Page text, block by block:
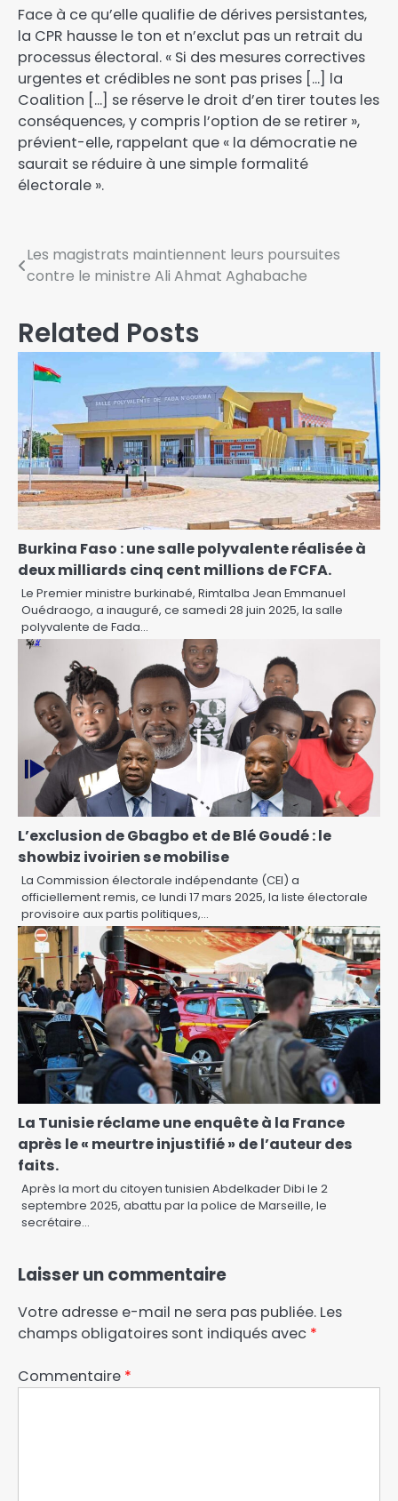
Face à ce qu’elle qualifie de dérives persistantes,
la CPR hausse le ton et n’exclut pas un retrait du
processus électoral. « Si des mesures correctives
urgentes et crédibles ne sont pas prises […] la
Coalition […] se réserve le droit d’en tirer toutes les
conséquences, y compris l’option de se retirer »,
prévient-elle, rappelant que « la démocratie ne
saurait se réduire à une simple formalité
électorale ».
Les magistrats maintiennent leurs poursuites
contre le ministre Ali Ahmat Aghabache
Related Posts
Burkina Faso : une salle polyvalente réalisée à
deux milliards cinq cent millions de FCFA.
Le Premier ministre burkinabé, Rimtalba Jean Emmanuel
Ouédraogo, a inauguré, ce samedi 28 juin 2025, la salle
polyvalente de Fada…
L’exclusion de Gbagbo et de Blé Goudé : le
showbiz ivoirien se mobilise
La Commission électorale indépendante (CEI) a
officiellement remis, ce lundi 17 mars 2025, la liste électorale
provisoire aux partis politiques,…
La Tunisie réclame une enquête à la France
après le « meurtre injustifié » de l’auteur des
faits.
Après la mort du citoyen tunisien Abdelkader Dibi le 2
septembre 2025, abattu par la police de Marseille, le
secrétaire…
Laisser un commentaire
Votre adresse e-mail ne sera pas publiée. Les
champs obligatoires sont indiqués avec *
Commentaire *